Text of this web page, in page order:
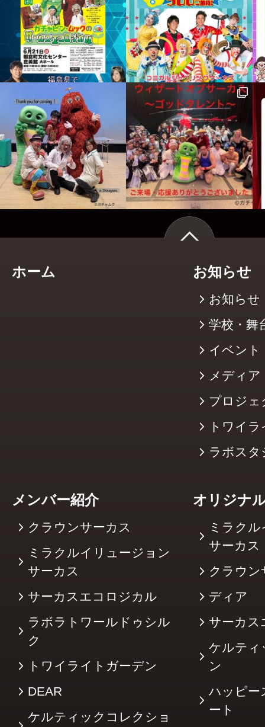
ホーム お知らせ
お知らせ
学校・舞
イベント
メディア
プロジェ
トワイ
ラボスタ
メンバー紹介
クラウンサーカス
ミラクルイリュージョン
サーカス
サーカスエコロジカル
ラボラトワールドゥシル
ク
トワイライトガーデン
DEAR
ケルティックコレクショ
オリジナ
ミラク
サーカ
クラウン
ディア
サーカス
ケルティ
ン
ハッピー
ート